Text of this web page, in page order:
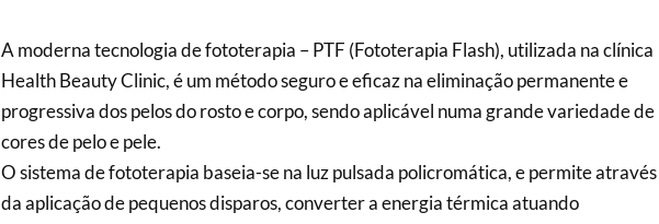
A moderna tecnologia de fototerapia – PTF (Fototerapia Flash), utilizada na clínica
Health Beauty Clinic, é um método seguro e eficaz na eliminação permanente e
progressiva dos pelos do rosto e corpo, sendo aplicável numa grande variedade de
cores de pelo e pele.
O sistema de fototerapia baseia-se na luz pulsada policromática, e permite através
da aplicação de pequenos disparos, converter a energia térmica atuando